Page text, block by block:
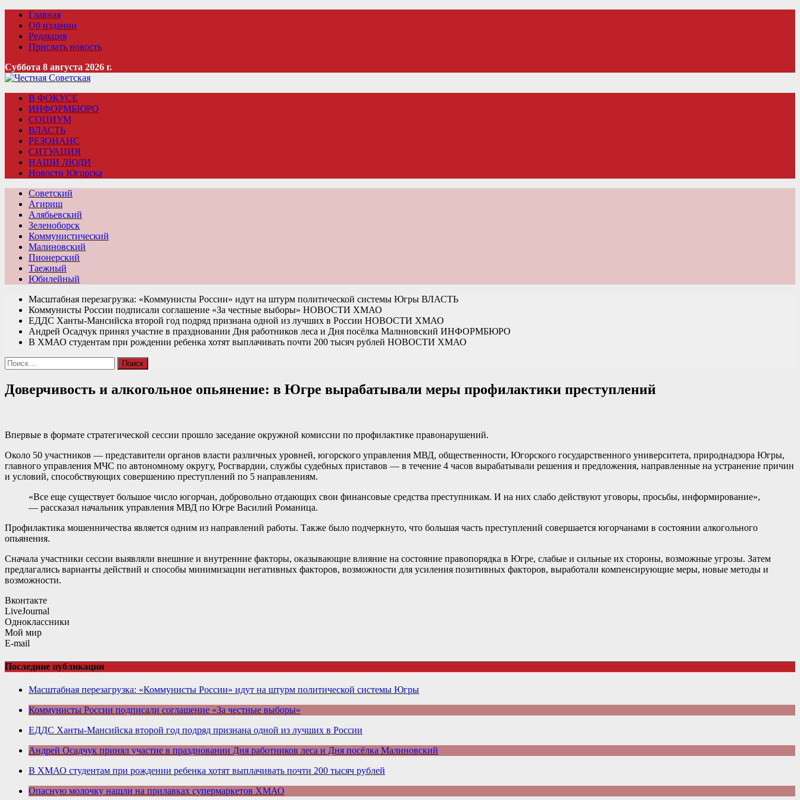
Главная
Об издании
Редакция
Прислать новость
Суббота 8 августа 2026 г.
В ФОКУСЕ
ИНФОРМБЮРО
СОЦИУМ
ВЛАСТЬ
РЕЗОНАНС
СИТУАЦИЯ
НАШИ ЛЮДИ
Новости Югорска
Советский
Агириш
Алябьевский
Зеленоборск
Коммунистический
Малиновский
Пионерский
Таежный
Юбилейный
Масштабная перезагрузка: «Коммунисты России» идут на штурм политической системы Югры ВЛАСТЬ
Коммунисты России подписали соглашение «За честные выборы» НОВОСТИ ХМАО
ЕДДС Ханты-Мансийска второй год подряд признана одной из лучших в России НОВОСТИ ХМАО
Андрей Осадчук принял участие в праздновании Дня работников леса и Дня посёлка Малиновский ИНФОРМБЮРО
В ХМАО студентам при рождении ребенка хотят выплачивать почти 200 тысяч рублей НОВОСТИ ХМАО
Найти:
Доверчивость и алкогольное опьянение: в Югре вырабатывали меры профилактики преступлений
Впервые в формате стратегической сессии прошло заседание окружной комиссии по профилактике правонарушений.
Около 50 участников — представители органов власти различных уровней, югорского управления МВД, общественности, Югорского государственного университета, природнадзора Югры,
главного управления МЧС по автономному округу, Росгвардии, службы судебных приставов — в течение 4 часов вырабатывали решения и предложения, направленные на устранение причин
и условий, способствующих совершению преступлений по 5 направлениям.
«Все еще существует большое число югорчан, добровольно отдающих свои финансовые средства преступникам. И на них слабо действуют уговоры, просьбы, информирование»,
— рассказал начальник управления МВД по Югре Василий Романица.
Профилактика мошенничества является одним из направлений работы. Также было подчеркнуто, что большая часть преступлений совершается югорчанами в состоянии алкогольного
опьянения.
Сначала участники сессии выявляли внешние и внутренние факторы, оказывающие влияние на состояние правопорядка в Югре, слабые и сильные их стороны, возможные угрозы. Затем
предлагались варианты действий и способы минимизации негативных факторов, возможности для усиления позитивных факторов, выработали компенсирующие меры, новые методы и
возможности.
Вконтакте
LiveJournal
Одноклассники
Мой мир
E-mail
Последние публикации
Масштабная перезагрузка: «Коммунисты России» идут на штурм политической системы Югры
Коммунисты России подписали соглашение «За честные выборы»
ЕДДС Ханты-Мансийска второй год подряд признана одной из лучших в России
Андрей Осадчук принял участие в праздновании Дня работников леса и Дня посёлка Малиновский
В ХМАО студентам при рождении ребенка хотят выплачивать почти 200 тысяч рублей
Опасную молочку нашли на прилавках супермаркетов ХМАО